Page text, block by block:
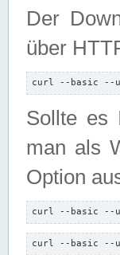
Der
über
curl --basic --
Sollte es
man als
Option
curl --basic --
curl --basic --